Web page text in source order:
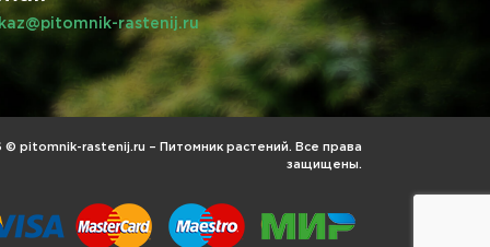
rastenij.ru
© pitomnik-rastenij.ru – Питомник растений. Все права
защищены.